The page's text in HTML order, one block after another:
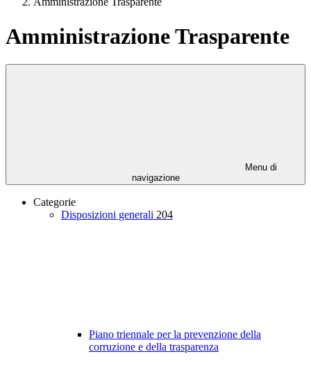
Amministrazione Trasparente
Menu di
navigazione
Categorie
Disposizioni generali 204
Piano triennale per la prevenzione della
corruzione e della trasparenza